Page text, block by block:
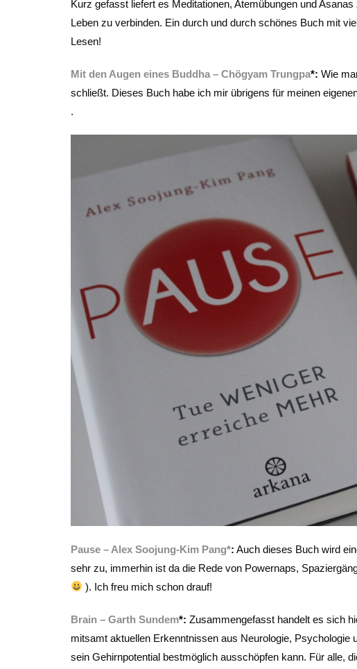
Kurz gefasst liefert es Meditationen, Atemübungen und
Leben zu verbinden. Ein durch und durch schönes Buch mit
Lesen!
Mit den Augen eines Buddha – Chögyam Trungpa*: Wie
schließt. Dieses Buch habe ich mir übrigens für meinen
.
Pause – Alex Soojung-Kim Pang*: Auch dieses Buch wird
sehr zu, immerhin ist da die Rede von Powernaps,
). Ich freu mich schon drauf!
Brain – Garth Sundem*: Zusammengefasst handelt es sich
mitsamt aktuellen Erkenntnissen aus Neurologie,
sein Gehirnpotential bestmöglich ausschöpfen kann. Für alle,